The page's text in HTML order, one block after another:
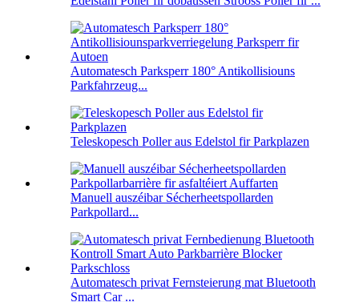
Automatesch Parksperr 180° Antikollisiouns
Parkfahrzeug...
Teleskopesch Poller aus Edelstol fir Parkplazen
Manuell auszéibar Sécherheetspollarden
Parkpollard...
Automatesch privat Fernsteierung mat Bluetooth
Smart Car ...